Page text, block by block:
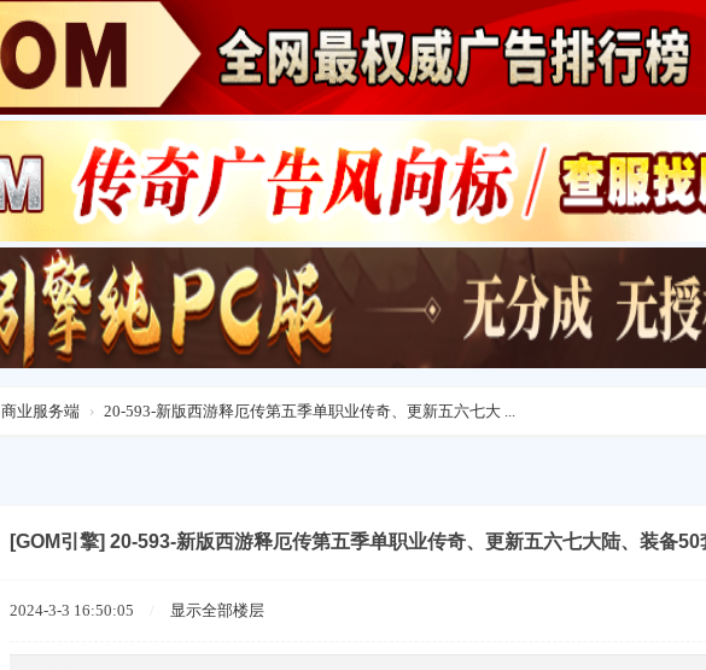
商业服务端 › 20-593-新版西游释厄传第五季单职业传奇、更新五六七大 ...
[GOM引擎] 20-593-新版西游释厄传第五季单职业传奇、更新五六七大陆、装备
2024-3-3 16:50:05 显示全部楼层